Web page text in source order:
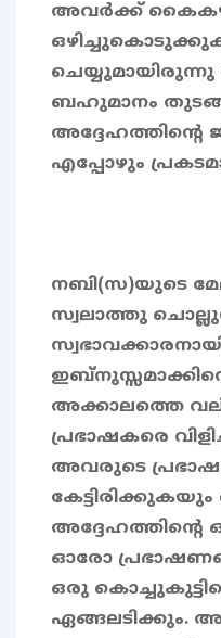
അവർക്ക്
ചെയ്യുമായിരുന്നു
ബഹുമാനം
അദ്ദേഹത്തിന്റെ
എപ്പോഴും
നബി(സ)യുടെ
സ്വലാത്തു
അക്കാലത്തെ
പ്രഭാഷകരെ
അവരുടെ
അദ്ദേഹത്തിന്റെ
ഓരോ
ഒരു
ഏങ്ങലടിക്കും.